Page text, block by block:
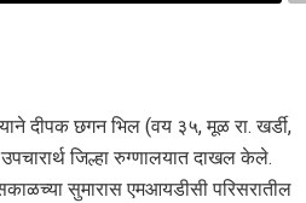
दीपक छगन भिल (वय ३५, मूळ रा. खर्डी,
जिल्हा रुग्णालयात दाखल केले.
सकाळच्या सुमारास एमआयडीसी परिसरातील